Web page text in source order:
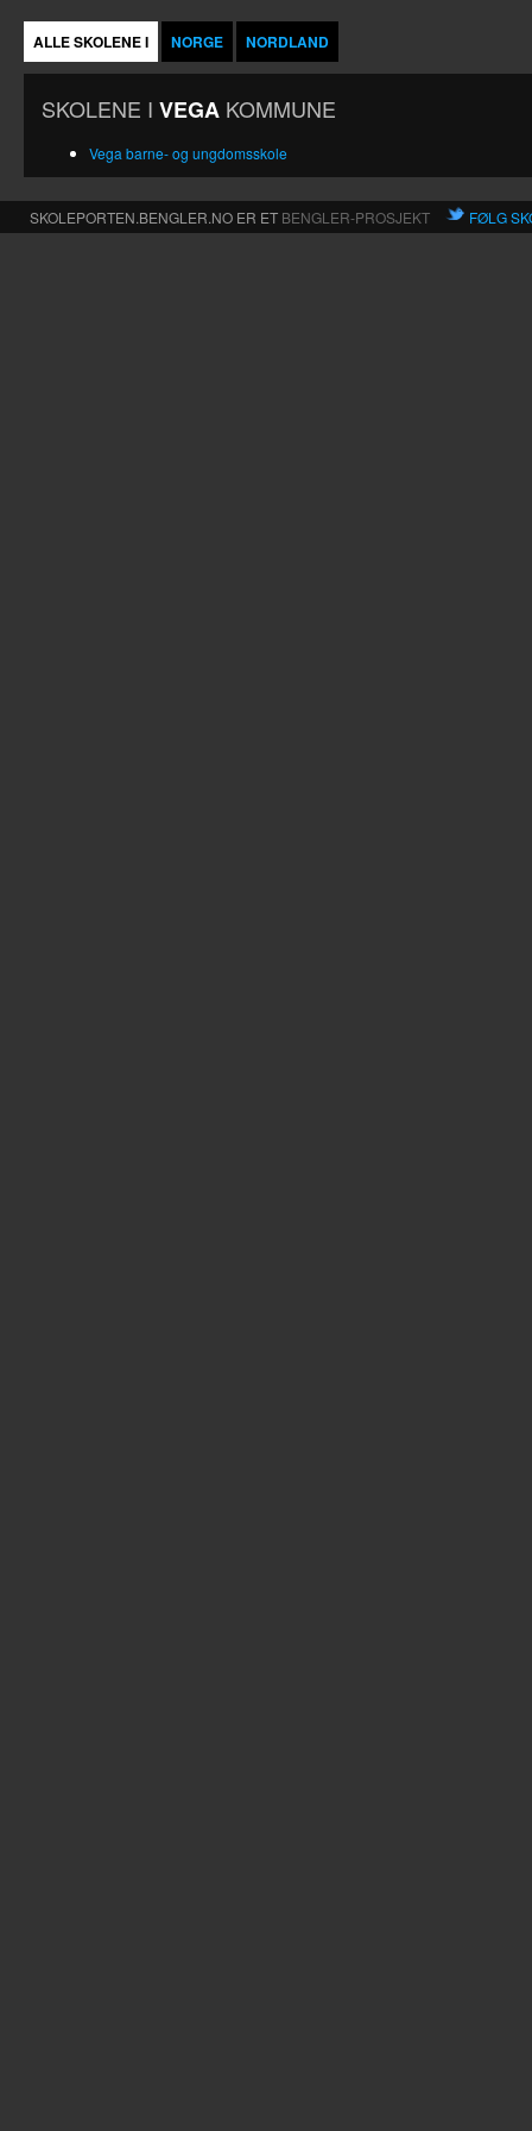
ALLE SKOLENE I NORGE NORDLAND
SKOLENE I VEGA KOMMUNE
Vega barne- og ungdomsskole
SKOLEPORTEN.BENGLER.NO ER ET BENGLER-PROSJEKT FØLG